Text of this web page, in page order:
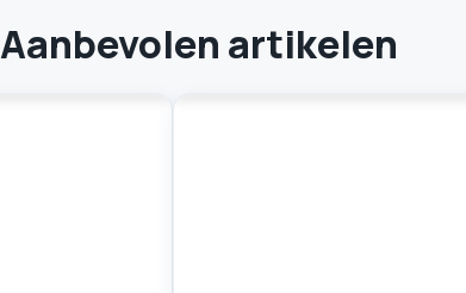
Aanbevolen artikelen